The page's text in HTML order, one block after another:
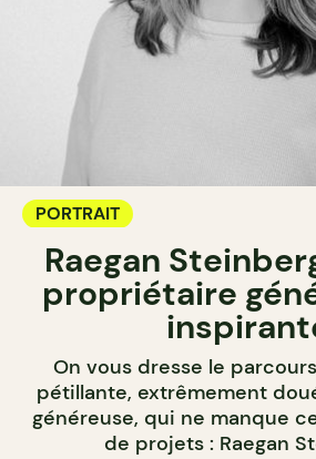
PORTRAIT
Raegan
propriétaire
On vous dresse le
pétillante, extrêmement
généreuse, qui ne manque
de projets : Raegan